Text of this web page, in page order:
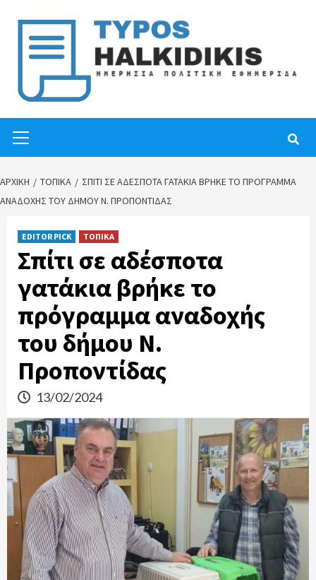
content
Menu
ΑΡΧΙΚΉ ΤΟΠΙΚΑ
ΣΠΊΤΙ ΣΕ ΑΔΈΣΠΟΤΑ ΓΑΤΆΚΙΑ ΒΡΉΚΕ ΤΟ ΠΡΌΓΡΑΜΜΑ
ΑΝΑΔΟΧΉΣ ΤΟΥ ΔΉΜΟΥ Ν. ΠΡΟΠΟΝΤΊΔΑΣ
EDITOR PICK ΤΟΠΙΚΑ
Σπίτι σε αδέσποτα
γατάκια βρήκε το
πρόγραμμα αναδοχής
του δήμου Ν.
Προποντίδας
13/02/2024